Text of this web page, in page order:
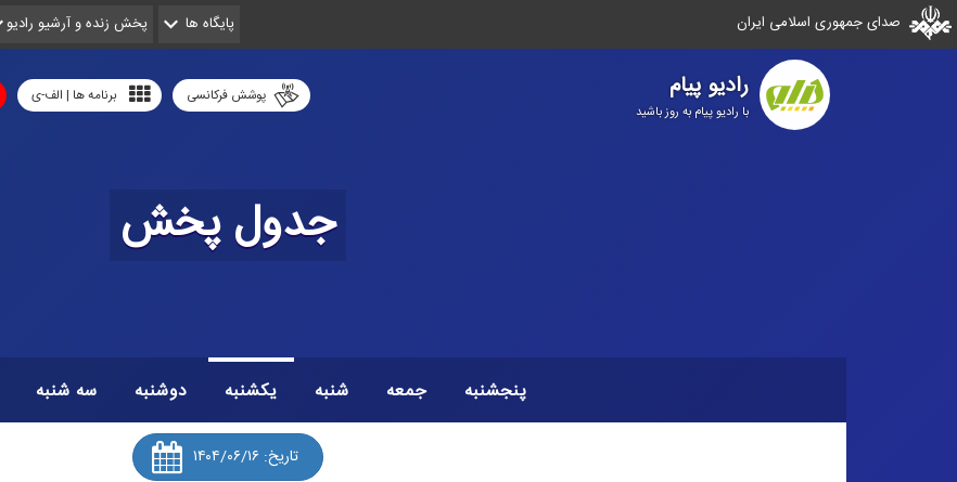
صدای جمهوری اسلامی ایران پایگاه ها پخش زنده و آرشیو رادیو
رادیو پیام
با رادیو پیام به روز باشید
برنامه ها | الف-ی پوشش فرکانسی
جدول پخش
پنجشنبه جمعه شنبه یکشنبه دوشنبه سه شنبه
تاریخ: ۱۴۰۴/۰۶/۱۶